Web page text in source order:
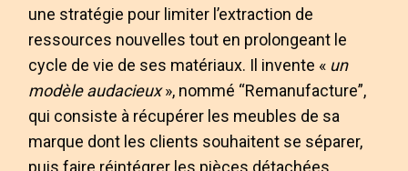
une stratégie pour limiter l’extraction de
ressources nouvelles tout en prolongeant le
cycle de vie de ses matériaux. Il invente « un
modèle audacieux», nommé “Remanufacture”,
qui consiste à récupérer les meubles de sa
marque dont les clients souhaitent se séparer,